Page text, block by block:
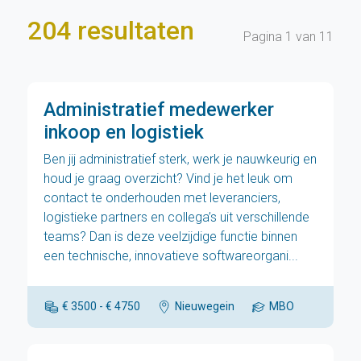
204 resultaten Pagina 1 van 11
Administratief medewerker
inkoop en logistiek
Ben jij administratief sterk, werk je nauwkeurig en
houd je graag overzicht? Vind je het leuk om
contact te onderhouden met leveranciers,
logistieke partners en collega’s uit verschillende
teams? Dan is deze veelzijdige functie binnen
een technische, innovatieve softwareorgani...
€ 3500 - € 4750 Nieuwegein MBO